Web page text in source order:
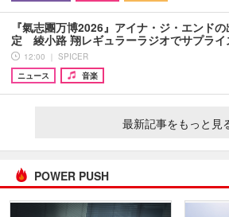
『氣志團万博2026』アイナ・ジ・エンド
定 綾小路 翔レギュラーラジオでサプライ
12:00 ｜ SPICER
ニュース
音楽
最新記事をもっと見
POWER PUSH